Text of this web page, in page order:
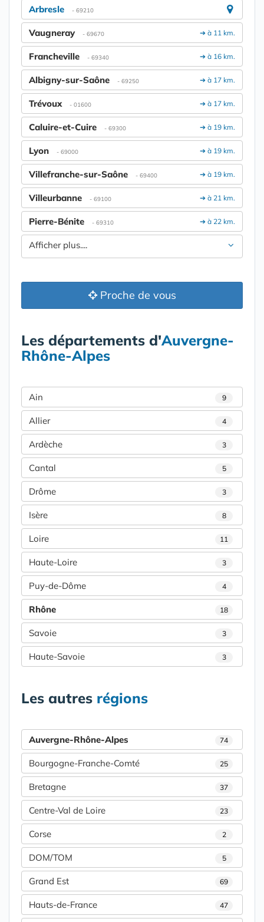
Arbresle - 69210
➔ à 11 km.
Vaugneray - 69670
➔ à 16 km.
Francheville - 69340
➔ à 17 km.
Albigny-sur-Saône - 69250
➔ à 17 km.
Trévoux - 01600
➔ à 19 km.
Caluire-et-Cuire - 69300
➔ à 19 km.
Lyon - 69000
➔ à 19 km.
Villefranche-sur-Saône - 69400
➔ à 21 km.
Villeurbanne - 69100
➔ à 22 km.
Pierre-Bénite - 69310
Afficher plus....
Proche de vous
Les départements d'Auvergne-
Rhône-Alpes
Ain 9
Allier 4
Ardèche 3
Cantal 5
Drôme 3
Isère 8
Loire 11
Haute-Loire 3
Puy-de-Dôme 4
Rhône 18
Savoie 3
Haute-Savoie 3
Les autres régions
Auvergne-Rhône-Alpes 74
Bourgogne-Franche-Comté 25
Bretagne 37
Centre-Val de Loire 23
Corse 2
DOM/TOM 5
Grand Est 69
Hauts-de-France 47